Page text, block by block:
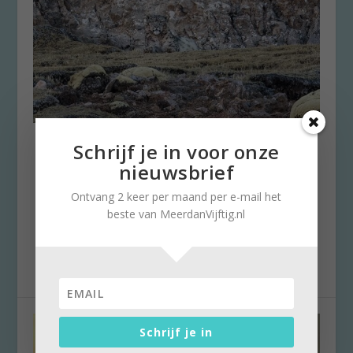
The Velvet Queen: eerst het
boek dan de film of…
Brigitte Leferink 17 maart 2022
Elke week geven we op Meerdanvijftig.nl een
Schrijf je in voor onze
nieuwsbrief
Ontvang 2 keer per maand per e-mail het
beste van MeerdanVijftig.nl
Schrijf je in